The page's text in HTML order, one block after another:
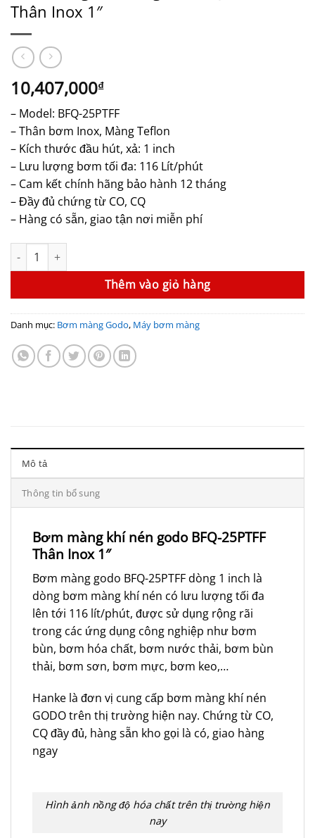
Thân Inox 1″
10,407,000₫
– Model: BFQ-25PTFF
– Thân bơm Inox, Màng Teflon
– Kích thước đầu hút, xả: 1 inch
– Lưu lượng bơm tối đa: 116 Lít/phút
– Cam kết chính hãng bảo hành 12 tháng
– Đầy đủ chứng từ CO, CQ
– Hàng có sẵn, giao tận nơi miễn phí
Bơm màng khí nén godo BFQ-25PTFF Thân Inox 1" số lượng
Thêm vào giỏ hàng
Danh mục: Bơm màng Godo, Máy bơm màng
Mô tả
Thông tin bổ sung
Bơm màng khí nén godo BFQ-25PTFF
Thân Inox 1″
Bơm màng godo BFQ-25PTFF dòng 1 inch là
dòng bơm màng khí nén có lưu lượng tối đa
lên tới 116 lít/phút, được sử dụng rộng rãi
trong các ứng dụng công nghiệp như bơm
bùn, bơm hóa chất, bơm nước thải, bơm bùn
thải, bơm sơn, bơm mực, bơm keo,…
Hanke là đơn vị cung cấp bơm màng khí nén
GODO trên thị trường hiện nay. Chứng từ CO,
CQ đầy đủ, hàng sẵn kho gọi là có, giao hàng
ngay
Hình ảnh nồng độ hóa chất trên thị trường hiện
nay